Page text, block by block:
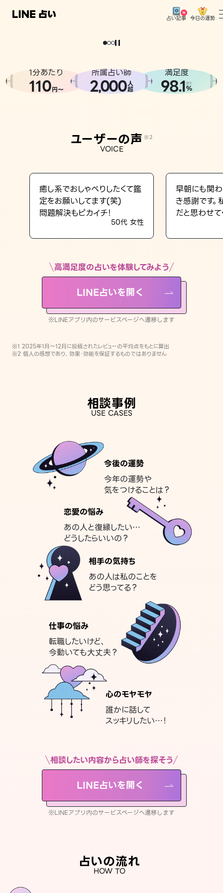
占い記事 今日の運勢
相談事例
占い記事
LINE占いを開く
※LINEアプリ内のサービスページへ遷移します
どうせなら
。
1分あたり
110円〜
所属占い師
2,000人
超
満足度
98.1※1
%
ユーザーの声 ※2
VOICE
癒し系でおしゃべりしたくて鑑
定をお願いしてます(笑)
問題解決もピカイチ！
50代 女性
早朝にも関
き感謝です
だと思わせて
高満足度の占いを体験してみよう
LINE占いを開く
※LINEアプリ内のサービスページへ遷移します
※1 2025年1月〜12月に投稿されたレビューの平均点をもとに算出
※2 個人の感想であり、効果・効能を保証するものではありません
相談事例
USE CASES
今後の運勢
今年の運勢や
気をつけることは？
恋愛の悩み
あの人と復縁したい…
どうしたらいいの？
相手の気持ち
あの人は私のことを
どう思ってる？
仕事の悩み
転職したいけど、
今動いても大丈夫？
心のモヤモヤ
誰かに話して
スッキリしたい…！
相談したい内容から占い師を探そう
LINE占いを開く
※LINEアプリ内のサービスページへ遷移します
占いの流れ
HOW TO